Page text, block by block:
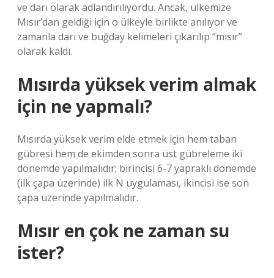
ve darı olarak adlandırılıyordu. Ancak, ülkemize
Mısır’dan geldiği için o ülkeyle birlikte anılıyor ve
zamanla darı ve buğday kelimeleri çıkarılıp “mısır”
olarak kaldı.
Mısırda yüksek verim almak
için ne yapmalı?
Mısırda yüksek verim elde etmek için hem taban
gübresi hem de ekimden sonra üst gübreleme iki
dönemde yapılmalıdır; birincisi 6-7 yapraklı dönemde
(ilk çapa üzerinde) ilk N uygulaması, ikincisi ise son
çapa üzerinde yapılmalıdır.
Mısır en çok ne zaman su
ister?